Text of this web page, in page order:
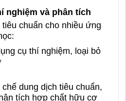
nghiệm và phân tích
chuẩn cho nhiều ứng
cụ thí nghiệm, loại bỏ
dung dịch tiêu chuẩn,
tích hợp chất hữu cơ